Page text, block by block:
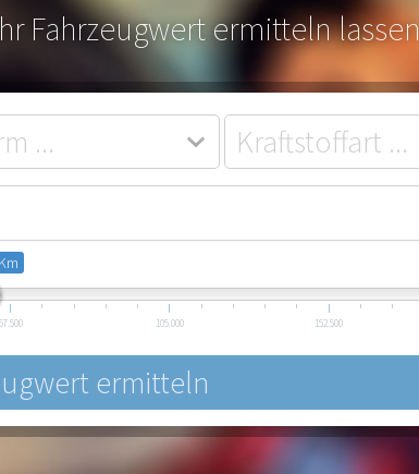
Fahrzeugwert ermitteln lassen
57.500 105.000 152.500